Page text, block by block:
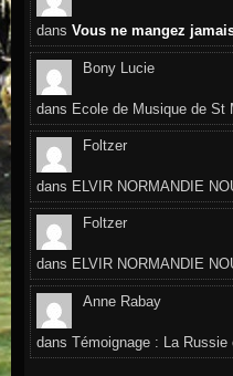
dansVous ne mangez
Bony Lucie
dans Ecole de Musique de St
Foltzer
dans ELVIR NORMANDIE
Foltzer
dans ELVIR NORMANDIE
Anne Rabay
dansTémoignage : La